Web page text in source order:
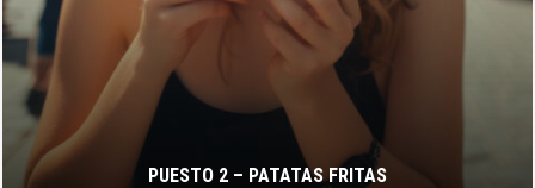
PUESTO 2 – PATATAS FRITAS